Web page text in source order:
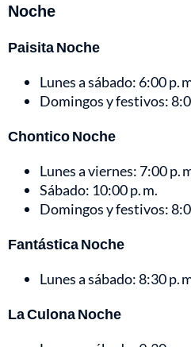
Noche
Paisita Noche
Lunes a sábado: 6:00 p.
Domingos y festivos:
Chontico Noche
Lunes a viernes: 7:00 p.
Sábado: 10:00 p. m.
Domingos y festivos:
Fantástica Noche
Lunes a sábado: 8:30 p.
La Culona Noche